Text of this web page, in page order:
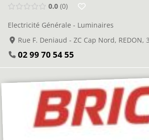
0.0 0
Electricité Générale - Luminaires
Rue F. Deniaud - ZC Cap Nord, REDON,
02 99 70 54 55